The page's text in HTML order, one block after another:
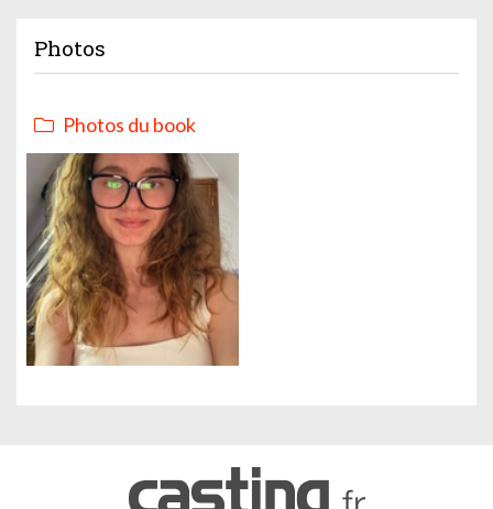
Photos
Photos du book